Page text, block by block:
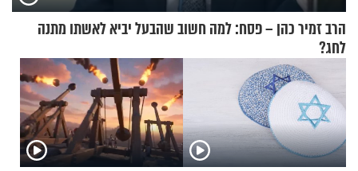
הרב זמיר כהן – פסח: למה חשוב שהבעל יביא לאשתו מתנה
לחג?